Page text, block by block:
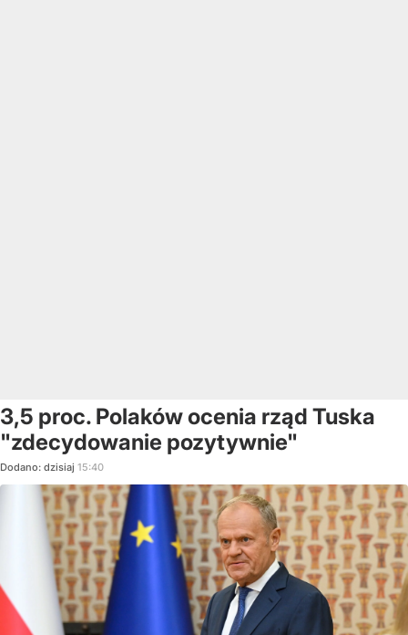
3,5 proc. Polaków ocenia rząd Tuska
"zdecydowanie pozytywnie"
Dodano: dzisiaj 15:40